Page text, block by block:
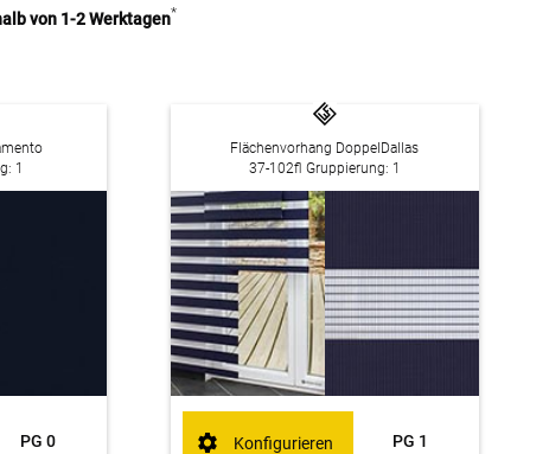
von 1-2 Werktagen*
1
PG 0
Flächenvorhang DoppelDallas
37-102fl Gruppierung: 1
PG 1
Konfigurieren